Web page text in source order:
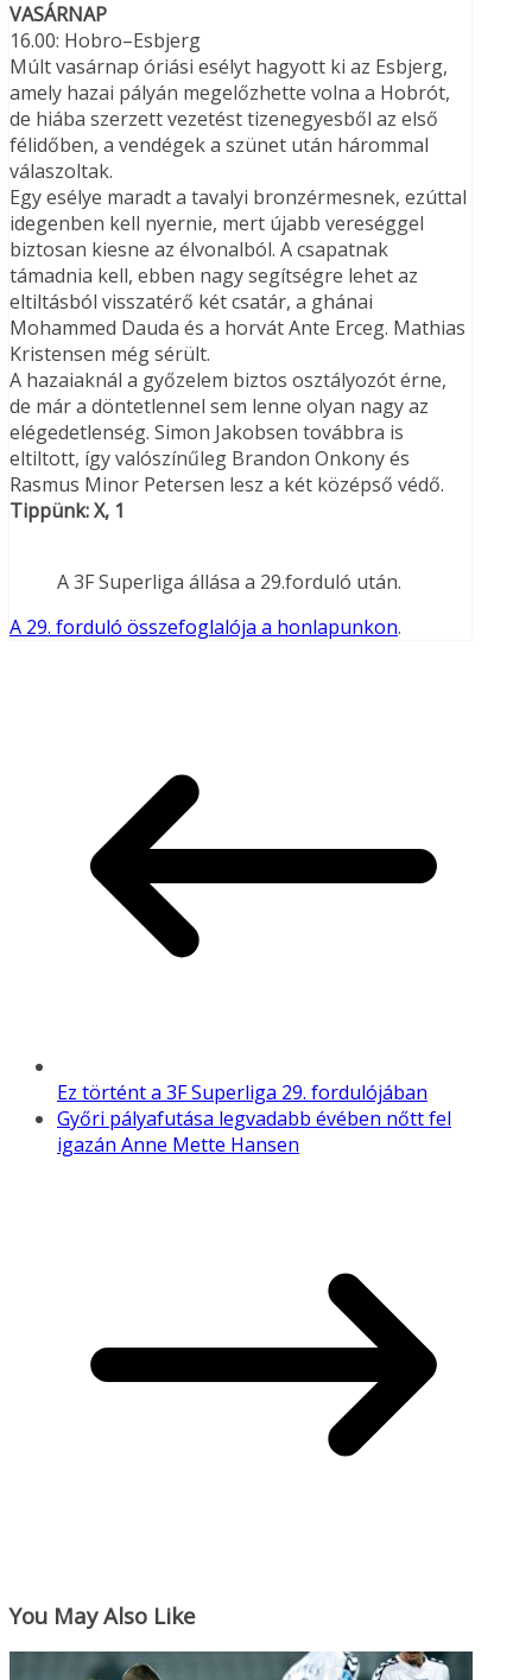
VASÁRNAP
16.00: Hobro–Esbjerg
Múlt vasárnap óriási esélyt hagyott ki az Esbjerg,
amely hazai pályán megelőzhette volna a Hobrót,
de hiába szerzett vezetést tizenegyesből az első
félidőben, a vendégek a szünet után hárommal
válaszoltak.
Egy esélye maradt a tavalyi bronzérmesnek, ezúttal
idegenben kell nyernie, mert újabb vereséggel
biztosan kiesne az élvonalból. A csapatnak
támadnia kell, ebben nagy segítségre lehet az
eltiltásból visszatérő két csatár, a ghánai
Mohammed Dauda és a horvát Ante Erceg. Mathias
Kristensen még sérült.
A hazaiaknál a győzelem biztos osztályozót érne,
de már a döntetlennel sem lenne olyan nagy az
elégedetlenség. Simon Jakobsen továbbra is
eltiltott, így valószínűleg Brandon Onkony és
Rasmus Minor Petersen lesz a két középső védő.
Tippünk: X, 1
A 3F Superliga állása a 29.forduló után.
A 29. forduló összefoglalója a honlapunkon.
Ez történt a 3F Superliga 29. fordulójában
Győri pályafutása legvadabb évében nőtt fel
igazán Anne Mette Hansen
You May Also Like